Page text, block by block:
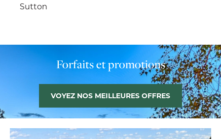
Sutton
Forfaits et promotions
VOYEZ NOS MEILLEURES OFFRES